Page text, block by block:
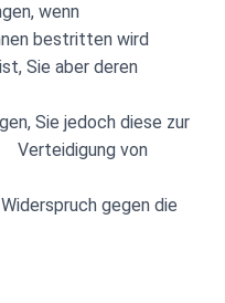
wenn
bestritten wird
Sie aber deren
Sie jedoch diese zur
Verteidigung von
gegen die